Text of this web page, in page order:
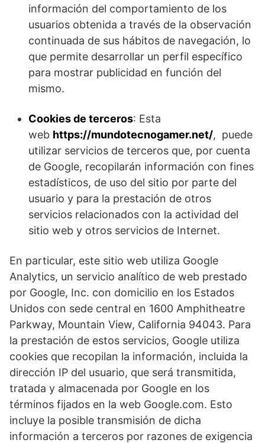
información del comportamiento de los
usuarios obtenida a través de la observación
continuada de sus hábitos de navegación, lo
que permite desarrollar un perfil específico
para mostrar publicidad en función del
mismo.
Cookies de terceros: Esta
web https://mundotecnogamer.net/, puede
utilizar servicios de terceros que, por cuenta
de Google, recopilarán información con fines
estadísticos, de uso del sitio por parte del
usuario y para la prestación de otros
servicios relacionados con la actividad del
sitio web y otros servicios de Internet.
En particular, este sitio web utiliza Google
Analytics, un servicio analítico de web prestado
por Google, Inc. con domicilio en los Estados
Unidos con sede central en 1600 Amphitheatre
Parkway, Mountain View, California 94043. Para
la prestación de estos servicios, Google utiliza
cookies que recopilan la información, incluida la
dirección IP del usuario, que será transmitida,
tratada y almacenada por Google en los
términos fijados en la web Google.com. Esto
incluye la posible transmisión de dicha
información a terceros por razones de exigencia